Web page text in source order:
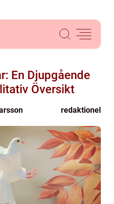
En Djupgående
Översikt
redaktionel